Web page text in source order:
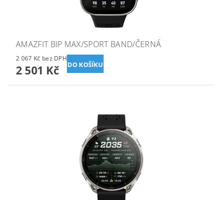
AMAZFIT BIP MAX/SPORT BAND/ČERNÁ
2 067 Kč bez DPH
2 501 Kč